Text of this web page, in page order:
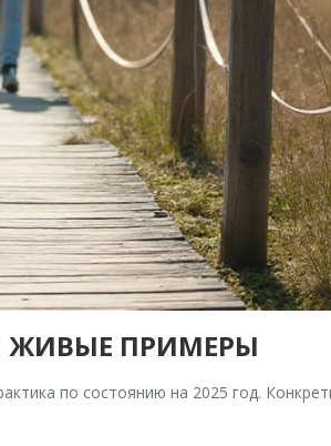
ЖИВЫЕ ПРИМЕРЫ
по состоянию на 2025 год.